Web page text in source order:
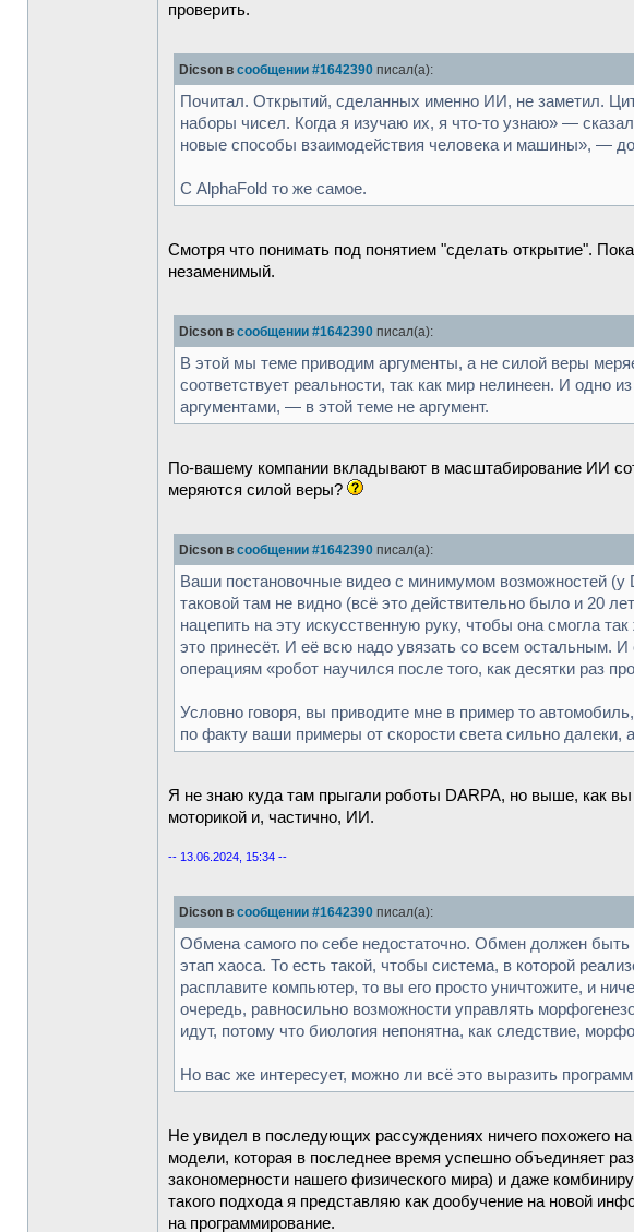
проверить.
Dicson в сообщении #1642390 писал(а):
Почитал. Открытий, сделанных именно ИИ, не заметил.
наборы чисел. Когда я изучаю их, я что-то узнаю» —
новые способы взаимодействия человека и машины», —
С AlphaFold то же самое.
Смотря что понимать под понятием "сделать открытие".
незаменимый.
Dicson в сообщении #1642390 писал(а):
В этой мы теме приводим аргументы, а не силой веры
соответствует реальности, так как мир нелинеен. И одно
аргументами, — в этой теме не аргумент.
По-вашему компании вкладывают в масштабирование ИИ
меряются силой веры?
Dicson в сообщении #1642390 писал(а):
Ваши постановочные видео с минимумом возможностей (у
таковой там не видно (всё это действительно было и 20
нацепить на эту искусственную руку, чтобы она смогла
это принесёт. И её всю надо увязать со всем остальным.
операциям «робот научился после того, как десятки раз
Условно говоря, вы приводите мне в пример то
по факту ваши примеры от скорости света сильно
Я не знаю куда там прыгали роботы DARPA, но выше, как
моторикой и, частично, ИИ.
-- 13.06.2024, 15:34 --
Dicson в сообщении #1642390 писал(а):
Обмена самого по себе недостаточно. Обмен должен быть
этап хаоса. То есть такой, чтобы система, в которой
расплавите компьютер, то вы его просто уничтожите, и
очередь, равносильно возможности управлять
идут, потому что биология непонятна, как следствие,
Но вас же интересует, можно ли всё это выразить
Не увидел в последующих рассуждениях ничего похожего
модели, которая в последнее время успешно объединяет
закономерности нашего физического мира) и даже
такого подхода я представляю как дообучение на новой
на программирование.